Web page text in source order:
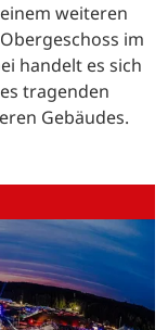
weiteren
im
handelt es sich
tragenden
Gebäudes.